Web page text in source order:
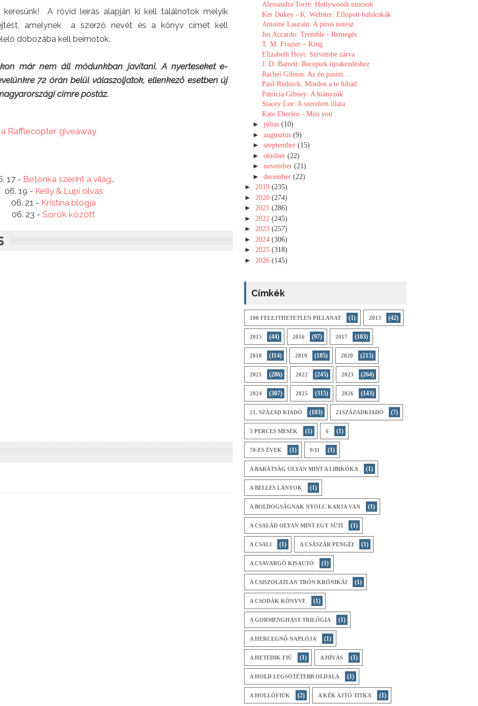
keresünk! A rövid leírás alapján ki kell találnotok melyik
amelynek a szerző nevét és a könyv címét kell
dobozába kell beírnotok.
már nem áll módunkban javítani. A nyerteseket e-
72 órán belül válaszoljatok, ellenkező esetben új
címre postáz.
a Rafflecopter giveaway
17 - Betonka szerint a világ…
06. 19 - Kelly & Lupi olvas
06. 21 - Kristina blogja
06. 23 -Sorok között
Alessandra Torre: Hollywoodi mocsok
Ker Dukey - K. Webster: Ellopott babácskák
Antoine Laurain: A piros notesz
Jus Accardo: Tremble - Remegés
T. M. Frazier – King
Elizabeth Hoyt: Szívembe zárva
J. D. Barrett: Receptek újrakezdéshez
Rachel Gibson: Az ​én pasim…
Paul Rudnick: Minden a te hibád
Patricia Gibney: A hiányzók
Stacey Lee: A ​szerelem illata
Kate Eberlen - Miss you
►július(10)
►augusztus(9)
►szeptember(15)
►október(22)
►november(21)
►december(22)
► 2019 (235)
► 2020 (274)
► 2021 (286)
► 2022 (245)
► 2023 (257)
► 2024 (306)
► 2025 (318)
► 2026 (145)
Címkék
100 FELEJTHETETLEN PILLANAT (1) 2013 (42)
2015 (44) 2016 (97) 2017 (103)
2018 (114) 2019 (185) 2020 (215)
2021 (286) 2022 (245) 2023 (264)
2024 (307) 2025 (315) 2026 (143)
21. SZÁZAD KIADÓ (103) 21SZÁZADKIADÓ (7)
5 PERCES MESÉK (1) 6 (1)
70-ES ÉVEK (1) 9/11 (1)
A BARÁTSÁG OLYAN MINT A LIBIKÓKA (1)
A BELLES LÁNYOK (1)
A BOLDOGSÁGNAK NYOLC KARJA VAN (1)
A CSALÁD OLYAN MINT EGY SÜTI (1)
A CSALI (1) A CSÁSZÁR PENGÉI (1)
A CSAVARGÓ KISAUTÓ (1)
A CSISZOLATLAN TRÓN KRÓNIKÁI (1)
A CSODÁK KÖNYVE (1)
A GORMENGHAST-TRILÓGIA (1)
A HERCEGNŐ NAPLÓJA (1)
A HETEDIK FIÚ (1) A HÍVÁS (1)
A HOLD LEGSÖTÉTEBB OLDALA (1)
A HOLLÓFIÚK (2) A KÉK AJTÓ TITKA (1)